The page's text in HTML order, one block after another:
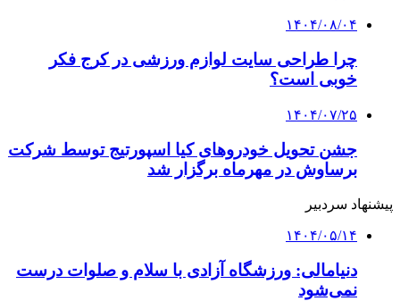
۱۴۰۴/۰۸/۰۴
چرا طراحی سایت لوازم ورزشی در کرج فکر
خوبی است؟
۱۴۰۴/۰۷/۲۵
جشن تحویل خودروهای کیا اسپورتیج توسط شرکت
برساوش در مهرماه برگزار شد
پیشنهاد سردبیر
۱۴۰۴/۰۵/۱۴
دنیامالی: ورزشگاه آزادی با سلام و صلوات درست
نمی‌شود